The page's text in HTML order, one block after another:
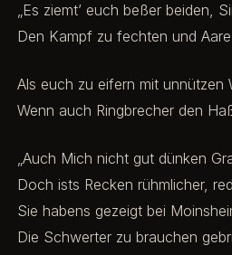
„Es ziemt’ euch beßer beiden,
Den Kampf zu fechten und
Als euch zu eifern mit unnützen
Wenn auch Ringbrecher den
„Auch Mich nicht gut dünken
Doch ists Recken rühmlicher,
Sie habens gezeigt bei
Die Schwerter zu brauchen